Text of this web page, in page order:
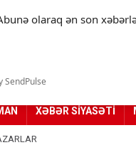
olaraq ən son
SendPulse
(012)
XƏBƏR SİYASƏTİ